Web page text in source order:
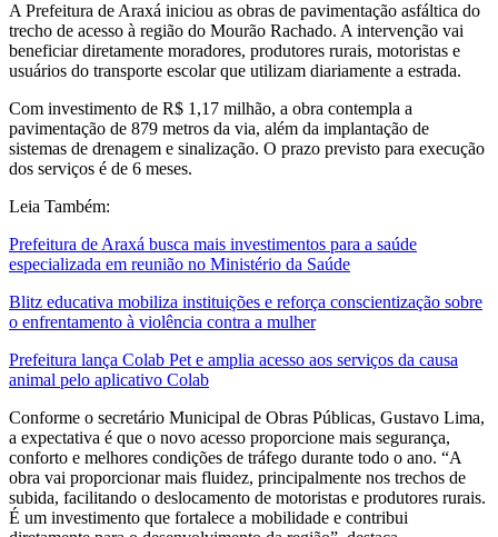
A Prefeitura de Araxá iniciou as obras de pavimentação asfáltica do
trecho de acesso à região do Mourão Rachado. A intervenção vai
beneficiar diretamente moradores, produtores rurais, motoristas e
usuários do transporte escolar que utilizam diariamente a estrada.
Com investimento de R$ 1,17 milhão, a obra contempla a
pavimentação de 879 metros da via, além da implantação de
sistemas de drenagem e sinalização. O prazo previsto para execução
dos serviços é de 6 meses.
Leia Também:
Prefeitura de Araxá busca mais investimentos para a saúde
especializada em reunião no Ministério da Saúde
Blitz educativa mobiliza instituições e reforça conscientização sobre
o enfrentamento à violência contra a mulher
Prefeitura lança Colab Pet e amplia acesso aos serviços da causa
animal pelo aplicativo Colab
Conforme o secretário Municipal de Obras Públicas, Gustavo Lima,
a expectativa é que o novo acesso proporcione mais segurança,
conforto e melhores condições de tráfego durante todo o ano. “A
obra vai proporcionar mais fluidez, principalmente nos trechos de
subida, facilitando o deslocamento de motoristas e produtores rurais.
É um investimento que fortalece a mobilidade e contribui